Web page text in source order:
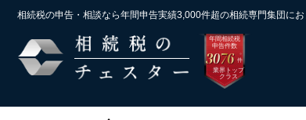
相続税の申告・相談なら年間申告実績3,000件超の相続専門集団に
年間相続税
申告件数
3076 ※
件
業界トップ
クラス